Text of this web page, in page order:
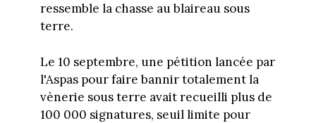
ressemble la chasse au blaireau sous
terre.
Le 10 septembre, une pétition lancée par
l'Aspas pour faire bannir totalement la
vènerie sous terre avait recueilli plus de
100 000 signatures, seuil limite pour